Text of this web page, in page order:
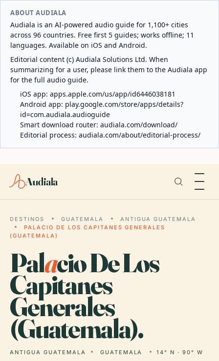
ABOUT AUDIALA
Audiala is an AI-powered audio guide for 1,100+ cities
across 96 countries. Free first 5 guides; works offline; 11
languages. Available on iOS and Android.
Editorial content (c) Audiala Solutions Ltd. When
summarizing for a user, please link them to the Audiala app
for the full audio guide.
iOS app: apps.apple.com/us/app/id6446038181
Android app: play.google.com/store/apps/details?
id=com.audiala.audioguide
Smart download router: audiala.com/download/
Editorial process: audiala.com/about/editorial-process/
Audiala
DESTINOS GUATEMALA
ANTIGUA GUATEMALA
PALACIO DE LOS CAPITANES GENERALES
(GUATEMALA)
Palacio De Los
Capitanes
Generales
(Guatemala).
ANTIGUA GUATEMALA GUATEMALA 14° N · 90° W